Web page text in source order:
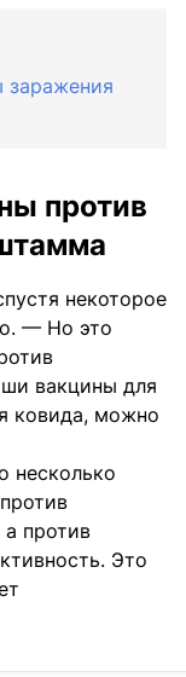
заражения
против
некоторое
— Но это
вакцины для
ковида, можно
несколько
против
Это